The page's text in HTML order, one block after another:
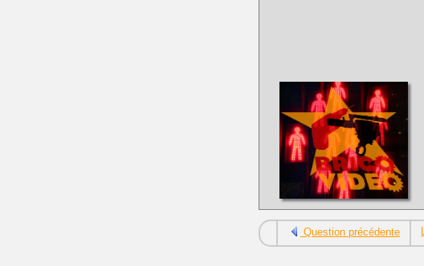
Question précédente